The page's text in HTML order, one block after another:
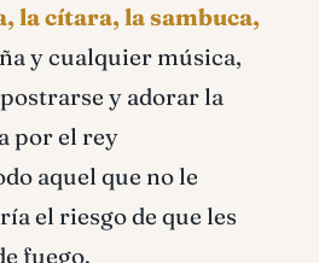
la cítara, la sambuca,
y cualquier música,
y adorar la
por el rey
aquel que no le
el riesgo de que les
fuego.